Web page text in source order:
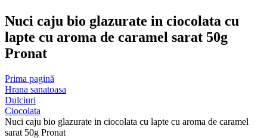
Nuci caju bio glazurate in ciocolata cu
lapte cu aroma de caramel sarat 50g
Pronat
Prima pagină
Hrana sanatoasa
Dulciuri
Ciocolata
Nuci caju bio glazurate in ciocolata cu lapte cu aroma de caramel
sarat 50g Pronat